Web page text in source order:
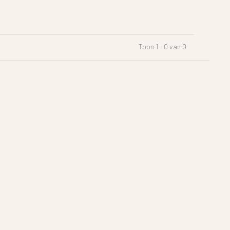
Toon 1 - 0 van 0